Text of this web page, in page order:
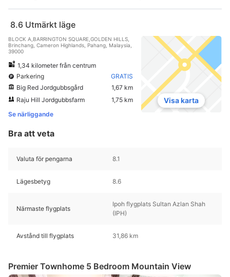
8.6 Utmärkt läge
BLOCK A,BARRINGTON SQUARE,GOLDEN HILLS,
Brinchang, Cameron Highlands, Pahang, Malaysia,
39000
1,34 kilometer från centrum
Parkering
GRATIS
Big Red Jordgubbsgård
1,67 km
Raju Hill Jordgubbsfarm
1,75 km
Se närliggande
Visa karta
Bra att veta
Valuta för pengarna 8.1
Lägesbetyg 8.6
Närmaste flygplats
Ipoh flygplats Sultan Azlan Shah
(IPH)
Avstånd till flygplats 31,86 km
Premier Townhome 5 Bedroom Mountain View